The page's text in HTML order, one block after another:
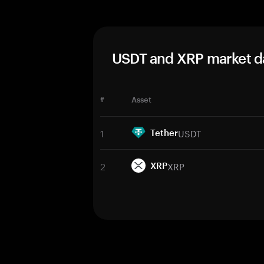
USDT and XRP market
# Asset
1 TetherUSDT
2 XRPXRP